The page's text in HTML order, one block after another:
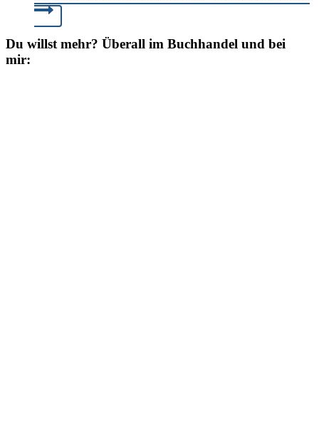
Du willst mehr? Überall im Buchhandel und bei
mir: